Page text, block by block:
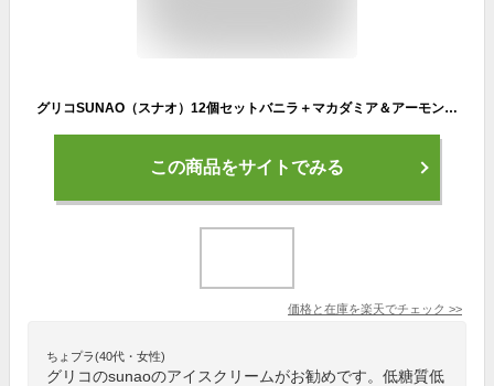
グリコSUNAO（スナオ）12個セットバニラ＋マカダミア＆アーモンドセット120ml×12個（各6個）北海道沖縄離島は配送料追加
この商品をサイトでみる
価格と在庫を楽天でチェック >>
ちょプラ(40代・女性)
グリコのsunaoのアイスクリームがお勧めです。低糖質低